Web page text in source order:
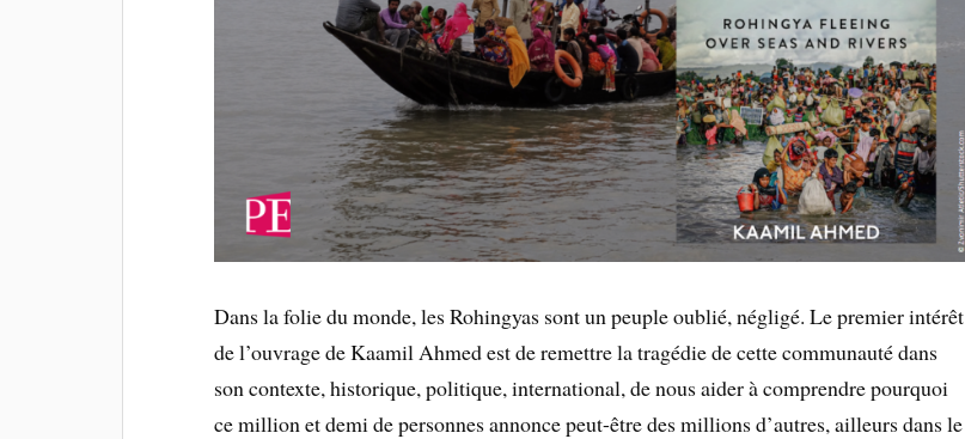
Dans la folie du monde, les Rohingyas sont un peuple oublié, négligé. Le premier intérêt
de l’ouvrage de Kaamil Ahmed est de remettre la tragédie de cette communauté dans
son contexte, historique, politique, international, de nous aider à comprendre pourquoi
ce million et demi de personnes annonce peut-être des millions d’autres, ailleurs dans le